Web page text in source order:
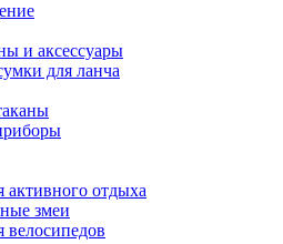
и аксессуары
для ланча
активного отдыха
змеи
велосипедов